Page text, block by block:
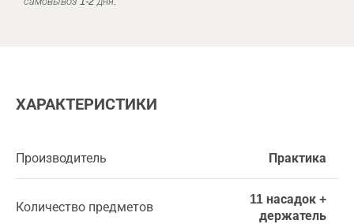
ХАРАКТЕРИСТИКИ
Производитель Практика
Количество предметов
11 насадок +
держатель